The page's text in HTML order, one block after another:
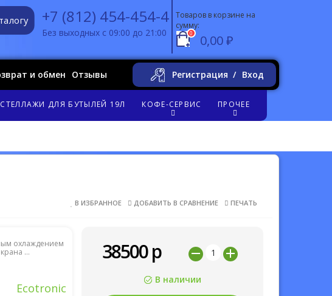
+7 (812) 454-454-4
Без выходных с 09:00 до 21:00
Товаров в корзине на
сумму:
0 0,00 ₽
и обмен Отзывы Регистрация Вход
СТЕЛЛАЖИ ДЛЯ БУТЫЛЕЙ 19Л КОФЕ-СЕРВИС ПРОЧЕЕ
В ИЗБРАННОЕ ДОБАВИТЬ В СРАВНЕНИЕ ПЕЧАТЬ
охлаждением
...
Ecotronic
38500р
В наличии